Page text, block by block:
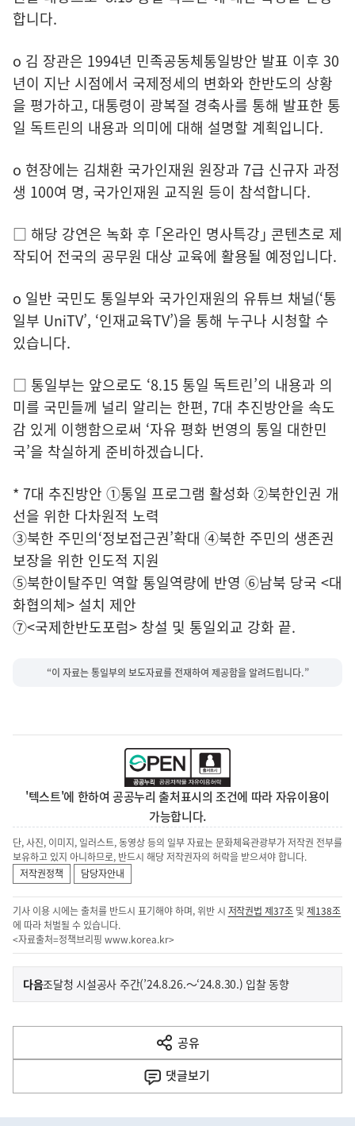
합니다.
o 김 장관은 1994년 민족공동체통일방안 발표 이후 30
년이 지난 시점에서 국제정세의 변화와 한반도의 상황
을 평가하고, 대통령이 광복절 경축사를 통해 발표한 통
일 독트린의 내용과 의미에 대해 설명할 계획입니다.
o 현장에는 김채환 국가인재원 원장과 7급 신규자 과정
생 100여 명, 국가인재원 교직원 등이 참석합니다.
□ 해당 강연은 녹화 후 ｢온라인 명사특강｣ 콘텐츠로 제
작되어 전국의 공무원 대상 교육에 활용될 예정입니다.
o 일반 국민도 통일부와 국가인재원의 유튜브 채널(‘통
일부 UniTV’, ‘인재교육TV’)을 통해 누구나 시청할 수
있습니다.
□ 통일부는 앞으로도 ‘8.15 통일 독트린’의 내용과 의
미를 국민들께 널리 알리는 한편, 7대 추진방안을 속도
감 있게 이행함으로써 ‘자유 평화 번영의 통일 대한민
국’을 착실하게 준비하겠습니다.
* 7대 추진방안 ①통일 프로그램 활성화 ②북한인권 개
선을 위한 다차원적 노력
③북한 주민의‘정보접근권’확대 ④북한 주민의 생존권
보장을 위한 인도적 지원
⑤북한이탈주민 역할 통일역량에 반영 ⑥남북 당국 <대
화협의체> 설치 제안
⑦<국제한반도포럼> 창설 및 통일외교 강화 끝.
“이 자료는 통일부의 보도자료를 전재하여 제공함을 알려드립니다.”
'텍스트'에 한하여 공공누리 출처표시의 조건에 따라 자유이용이
가능합니다.
단, 사진, 이미지, 일러스트, 동영상 등의 일부 자료는 문화체육관광부가 저작권 전부를
보유하고 있지 아니하므로, 반드시 해당 저작권자의 허락을 받으셔야 합니다.
저작권정책
담당자안내
기사 이용 시에는 출처를 반드시 표기해야 하며, 위반 시 저작권법 제37조 및제138조
에 따라 처벌될 수 있습니다.
<자료출처=정책브리핑 www.korea.kr>
이
전
다
음
다음기
사
조달청 시설공사 주간(’24.8.26.～‘24.8.30.) 입찰 동향
공유
열
기
댓글보기